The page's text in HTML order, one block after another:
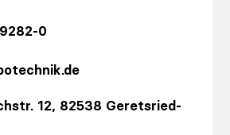
0
12, 82538 Geretsried-